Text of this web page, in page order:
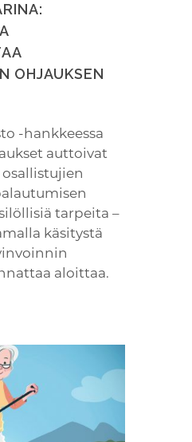
OHJAUKSEN
-hankkeessa
auttoivat
tarpeita –
käsitystä
aloittaa.